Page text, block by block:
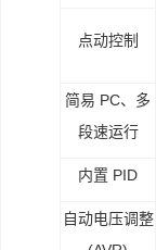
点动控制
简易 PC、多
段速运行
内置 PID
自动电压调整